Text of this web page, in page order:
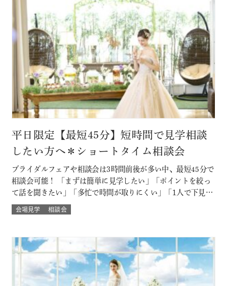
平日限定【最短45分】短時間で見学相談
したい方へ＊ショートタイム相談会
ブライダルフェアや相談会は3時間前後が多い中、最短45分で
相談会可能！ 「まずは簡単に見学したい」「ポイントを絞っ
て話を聞きたい」「多忙で時間が取りにくい」「1人で下見し
たい」「乗り気でない彼に話を聞いてもらいたい」といった
方におすすめ！ ※後日、ご試食・ご試着もOK♪ このフェア
会場見学 相談会